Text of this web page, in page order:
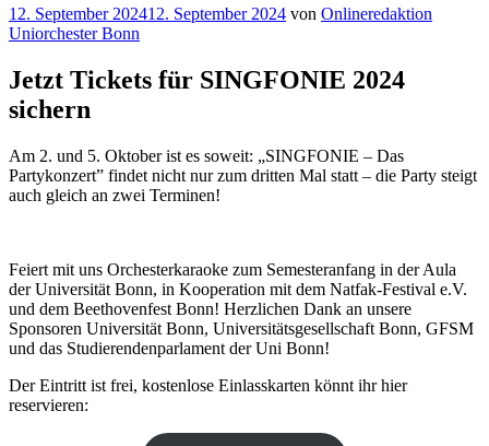
Veröffentlicht
am
12. September 202412. September 2024 von Onlineredaktion
Uniorchester Bonn
Jetzt Tickets für SINGFONIE 2024
sichern
Am 2. und 5. Oktober ist es soweit: „SINGFONIE – Das
Partykonzert” findet nicht nur zum dritten Mal statt – die Party steigt
auch gleich an zwei Terminen!
Feiert mit uns Orchesterkaraoke zum Semesteranfang in der Aula
der Universität Bonn, in Kooperation mit dem Natfak-Festival e.V.
und dem Beethovenfest Bonn! Herzlichen Dank an unsere
Sponsoren Universität Bonn, Universitätsgesellschaft Bonn, GFSM
und das Studierendenparlament der Uni Bonn!
Der Eintritt ist frei, kostenlose Einlasskarten könnt ihr hier
reservieren: